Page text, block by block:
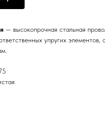
— высокопрочная стальная
упругих